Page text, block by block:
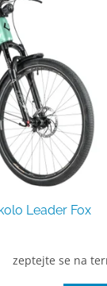
Leader Fox
zeptejte se na